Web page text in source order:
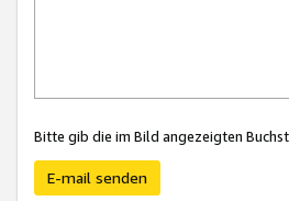
Bitte gib die im Bild angezeigten
E-mail senden